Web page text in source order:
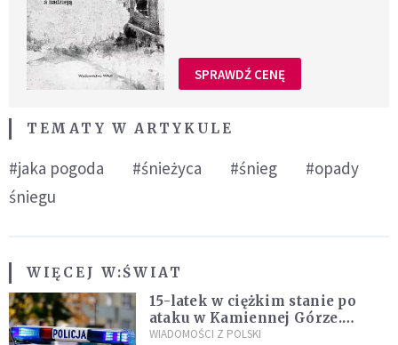
SPRAWDŹ CENĘ
TEMATY W ARTYKULE
#jaka pogoda #śnieżyca #śnieg
#opady
śniegu
WIĘCEJ W:ŚWIAT
15-latek w ciężkim stanie po
ataku w Kamiennej Górze.
Policja zatrzymała dwóch
WIADOMOŚCI Z POLSKI